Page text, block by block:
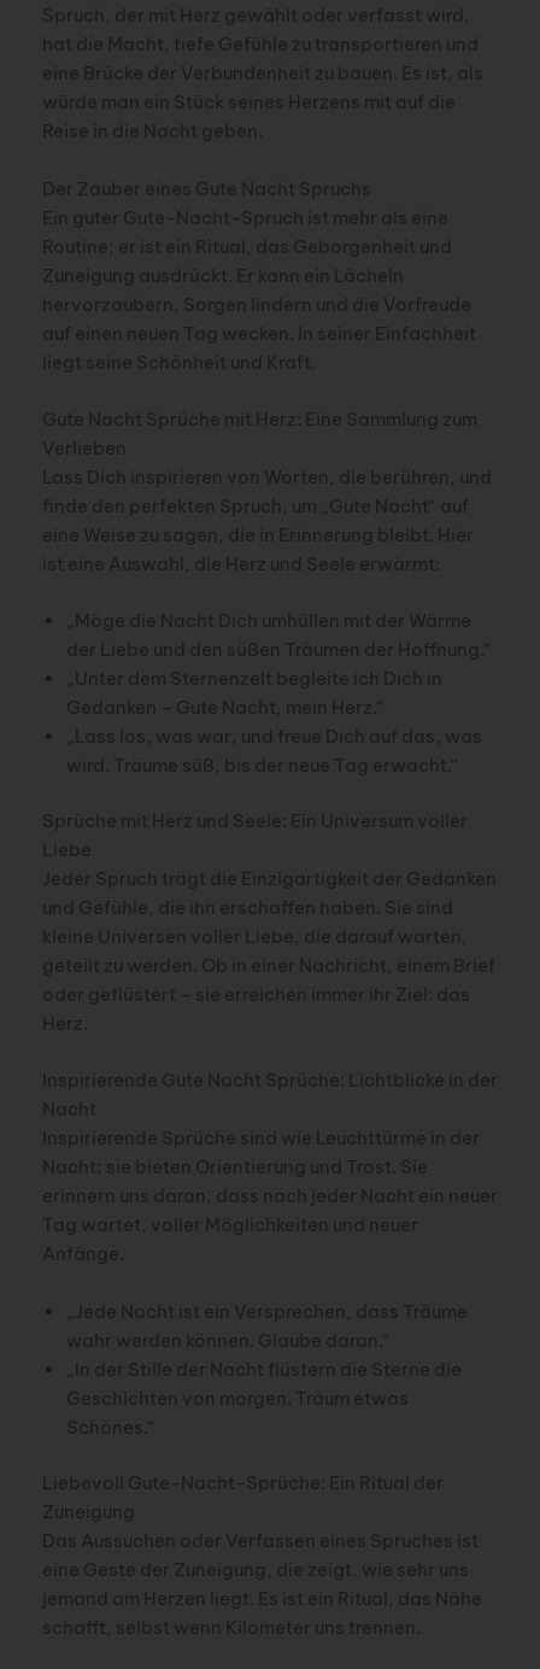
Spruch, der mit Herz gewählt oder verfasst wird,
hat die Macht, tiefe Gefühle zu transportieren und
eine Brücke der Verbundenheit zu bauen. Es ist, als
würde man ein Stück seines Herzens mit auf die
Reise in die Nacht geben.
Der Zauber eines Gute Nacht Spruchs
Ein guter Gute-Nacht-Spruch ist mehr als eine
Routine; er ist ein Ritual, das Geborgenheit und
Zuneigung ausdrückt. Er kann ein Lächeln
hervorzaubern, Sorgen lindern und die Vorfreude
auf einen neuen Tag wecken. In seiner Einfachheit
liegt seine Schönheit und Kraft.
Gute Nacht Sprüche mit Herz: Eine Sammlung zum
Verlieben
Lass Dich inspirieren von Worten, die berühren, und
finde den perfekten Spruch, um „Gute Nacht“ auf
eine Weise zu sagen, die in Erinnerung bleibt. Hier
ist eine Auswahl, die Herz und Seele erwärmt:
„Möge die Nacht Dich umhüllen mit der Wärme
der Liebe und den süßen Träumen der Hoffnung.“
„Unter dem Sternenzelt begleite ich Dich in
Gedanken – Gute Nacht, mein Herz.“
„Lass los, was war, und freue Dich auf das, was
wird. Träume süß, bis der neue Tag erwacht.“
Sprüche mit Herz und Seele: Ein Universum voller
Liebe
Jeder Spruch trägt die Einzigartigkeit der Gedanken
und Gefühle, die ihn erschaffen haben. Sie sind
kleine Universen voller Liebe, die darauf warten,
geteilt zu werden. Ob in einer Nachricht, einem Brief
oder geflüstert – sie erreichen immer ihr Ziel: das
Herz.
Inspirierende Gute Nacht Sprüche: Lichtblicke in der
Nacht
Inspirierende Sprüche sind wie Leuchttürme in der
Nacht; sie bieten Orientierung und Trost. Sie
erinnern uns daran, dass nach jeder Nacht ein neuer
Tag wartet, voller Möglichkeiten und neuer
Anfänge.
„Jede Nacht ist ein Versprechen, dass Träume
wahr werden können. Glaube daran.“
„In der Stille der Nacht flüstern die Sterne die
Geschichten von morgen. Träum etwas
Schönes.“
Liebevoll Gute-Nacht-Sprüche: Ein Ritual der
Zuneigung
Das Aussuchen oder Verfassen eines Spruches ist
eine Geste der Zuneigung, die zeigt, wie sehr uns
jemand am Herzen liegt. Es ist ein Ritual, das Nähe
schafft, selbst wenn Kilometer uns trennen.